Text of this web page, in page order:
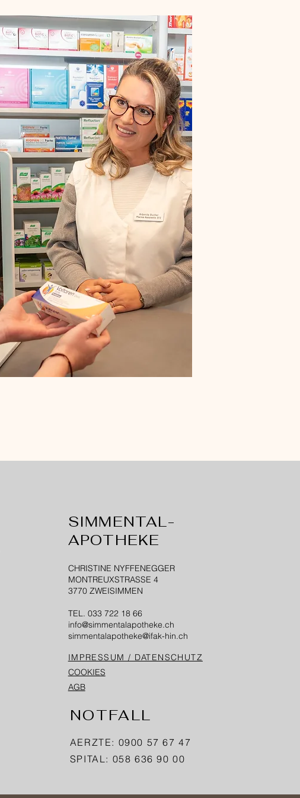
SIMMENTAL-
APOTHEKE
CHRISTINE NYFFENEGGER
MONTREUXSTRASSE 4
3770 ZWEISIMMEN
TEL. 033 722 18 66
info@simmentalapotheke.ch
simmentalapotheke@ifak-hin.ch
IMPRESSUM / DATENSCHUTZ
COOKIES
AGB
NOTFALL
AERZTE: 0900 57 67 47
SPITAL: 058 636 90 00